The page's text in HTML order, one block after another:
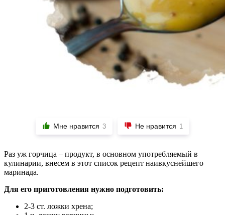
Мне нравится 3 Не нравится 1
Раз уж горчица – продукт, в основном употребляемый в
кулинарии, внесем в этот список рецепт наивкуснейшего
маринада.
Для его приготовления нужно подготовить:
2-3 ст. ложки хрена;